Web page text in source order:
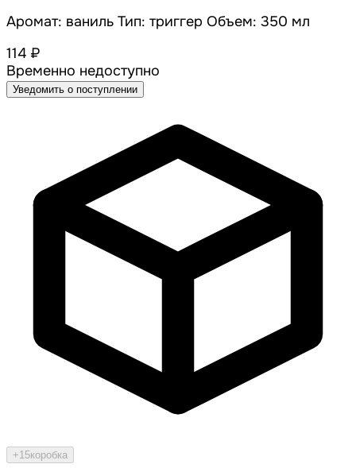
Аромат: ваниль Тип: триггер Объем: 350 мл
114 ₽
Временно недоступно
Уведомить о поступлении
+15коробка